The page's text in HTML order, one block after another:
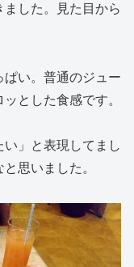
した。見た目から
い。普通のジュー
とした食感です。
い」と表現してまし
思いました。